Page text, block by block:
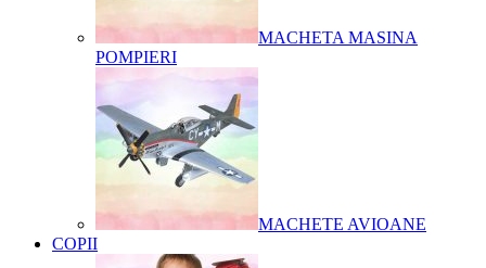
MACHETA MASINA
POMPIERI
MACHETE AVIOANE
COPII